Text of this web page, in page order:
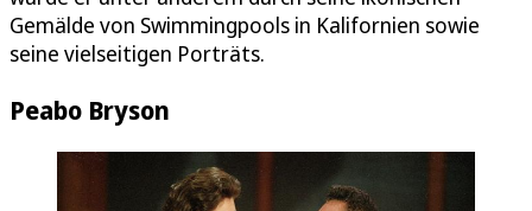
Gemälde von Swimmingpools in Kalifornien sowie
seine vielseitigen Porträts.
Peabo Bryson